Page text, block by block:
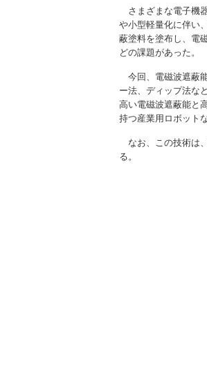
さまざまな電子機
や小型軽量化に伴い
蔽塗料を塗布し、電
どの課題があった。
今回、電磁波遮蔽
ー法、ディップ法な
高い電磁波遮蔽能と
持つ産業用ロボット
なお、この技術は
る。